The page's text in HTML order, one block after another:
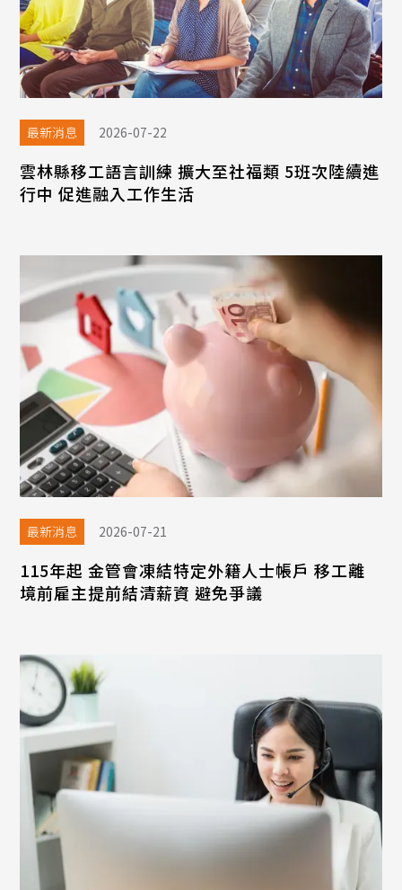
最新消息 2026-07-22
雲林縣移工語言訓練 擴大至社福類 5班次陸續進
行中 促進融入工作生活
最新消息 2026-07-21
115年起 金管會凍結特定外籍人士帳戶 移工離
境前雇主提前結清薪資 避免爭議